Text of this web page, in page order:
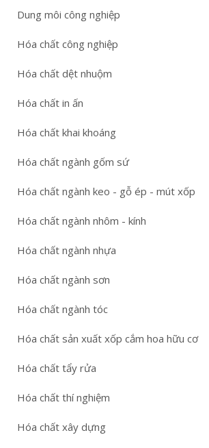
Dung môi công nghiệp
Hóa chất công nghiệp
Hóa chất dệt nhuộm
Hóa chất in ấn
Hóa chất khai khoáng
Hóa chất ngành gốm sứ
Hóa chất ngành keo - gỗ ép - mút xốp
Hóa chất ngành nhôm - kính
Hóa chất ngành nhựa
Hóa chất ngành sơn
Hóa chất ngành tóc
Hóa chất sản xuất xốp cắm hoa hữu cơ
Hóa chất tẩy rửa
Hóa chất thí nghiệm
Hóa chất xây dựng